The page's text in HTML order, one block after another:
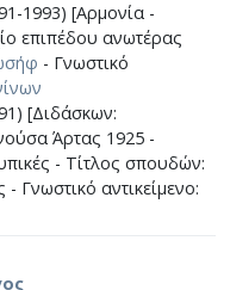
1993) [Αρμονία -
επιπέδου ανωτέρας
- Γνωστικό
[Διδάσκων:
Άρτας 1925 -
- Τίτλος σπουδών:
Γνωστικό αντικείμενο: